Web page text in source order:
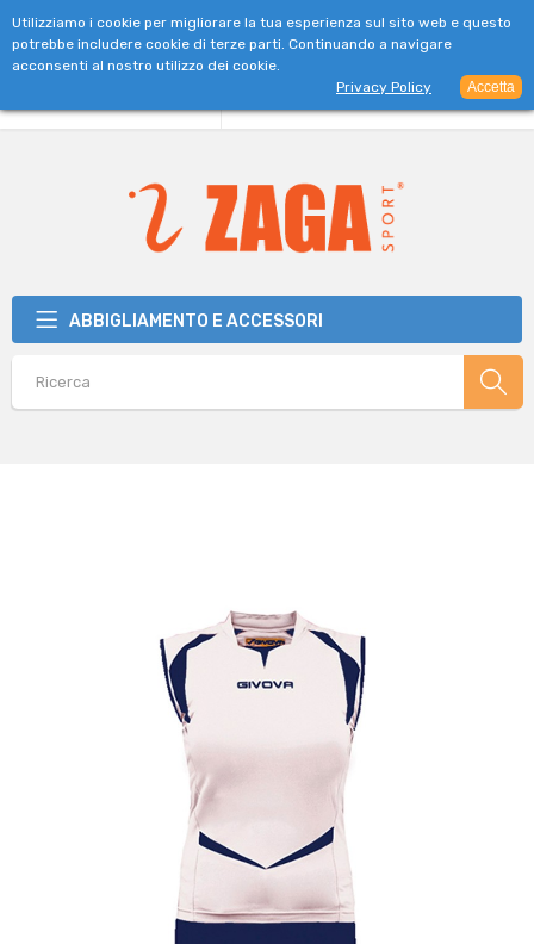
ABBIGLIAMENTO E ACCESSORI
Utilizziamo i cookie per migliorare la tua esperienza sul sito web e questo
potrebbe includere cookie di terze parti. Continuando a navigare
acconsenti al nostro utilizzo dei cookie.
Privacy Policy
Accetta